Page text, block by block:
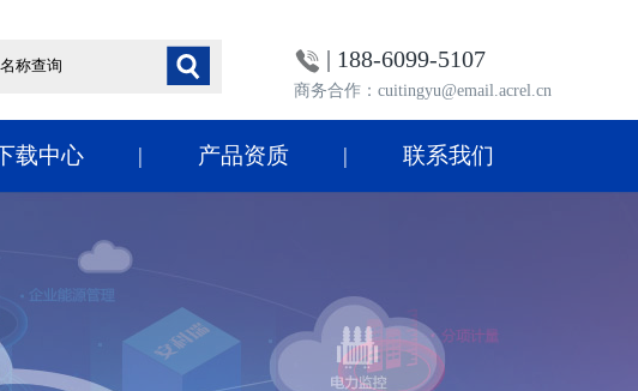
| 188-6099-5107
商务合作：cuitingyu@email.acrel.cn
载中心 产品资质 联系我们